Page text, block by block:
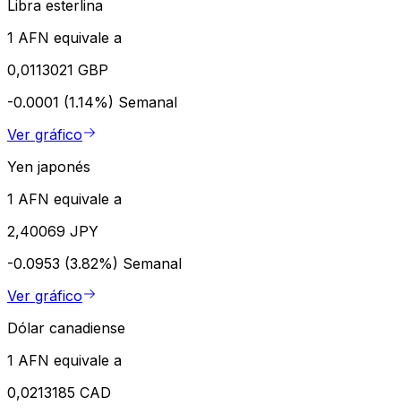
Libra esterlina
1 AFN equivale a
0,0113021 GBP
-0.0001 (1.14%) Semanal
Ver gráfico
Yen japonés
1 AFN equivale a
2,40069 JPY
-0.0953 (3.82%) Semanal
Ver gráfico
Dólar canadiense
1 AFN equivale a
0,0213185 CAD